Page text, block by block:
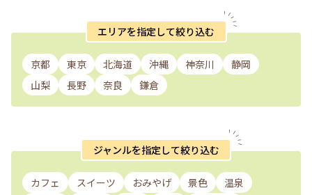
エリアを指定して絞り込む
京都 東京 北海道 沖縄 神奈川
静岡
山梨
長野 奈良 鎌倉
ジャンルを指定して絞り込む
カフェ スイーツ おみやげ 景色
温泉